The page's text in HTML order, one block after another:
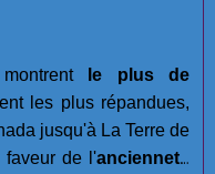
montrent
le plus de
les plus répandues,
jusqu'à La Terre de
faveur de l'ancienneté